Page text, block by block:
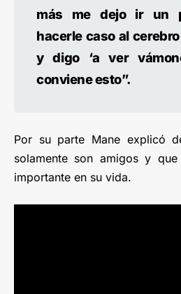
más me dejo ir un
hacerle caso al
y digo ‘a ver
conviene esto”.
Por su parte Mane explicó
solamente son amigos y
importante en su vida.